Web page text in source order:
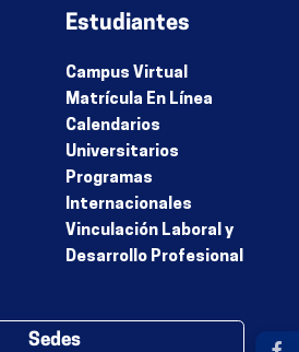
Estudiantes
Campus Virtual
Matrícula En Línea
Calendarios
Universitarios
Programas
Internacionales
Vinculación Laboral y
Desarrollo Profesional
Sedes